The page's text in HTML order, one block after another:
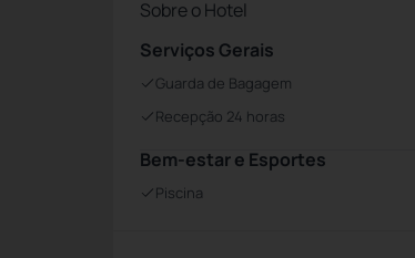
Sobre o Hotel
Serviços Gerais
Guarda de Bagagem
Recepção 24 horas
Bem-estar e Esportes
Piscina